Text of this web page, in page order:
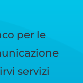
per le
servizi